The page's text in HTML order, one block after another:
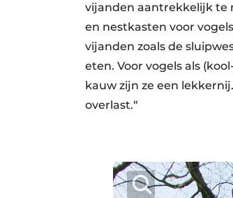
vijanden aantrekkelijk te
en nestkasten voor
vijanden zoals de
eten. Voor vogels als
kauw zijn ze een
overlast.“